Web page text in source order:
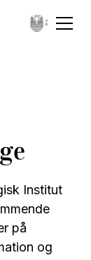
Institut
på
og